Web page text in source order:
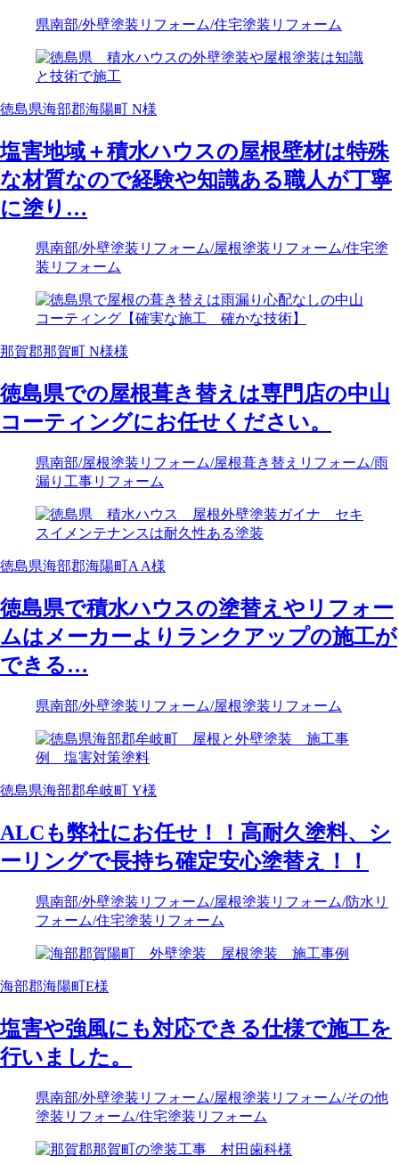
県南部/外壁塗装リフォーム/住宅塗装リフォーム
徳島県海部郡海陽町 N様
塩害地域＋積水ハウスの屋根壁材は特殊
な材質なので経験や知識ある職人が丁寧
に塗り…
県南部/外壁塗装リフォーム/屋根塗装リフォーム/住宅塗
装リフォーム
那賀郡那賀町 N様様
徳島県での屋根葺き替えは専門店の中山
コーティングにお任せください。
県南部/屋根塗装リフォーム/屋根葺き替えリフォーム/雨
漏り工事リフォーム
徳島県海部郡海陽町A A様
徳島県で積水ハウスの塗替えやリフォー
ムはメーカーよりランクアップの施工が
できる…
県南部/外壁塗装リフォーム/屋根塗装リフォーム
徳島県海部郡牟岐町 Y様
ALCも弊社にお任せ！！高耐久塗料、シ
ーリングで長持ち確定安心塗替え！！
県南部/外壁塗装リフォーム/屋根塗装リフォーム/防水リ
フォーム/住宅塗装リフォーム
海部郡海陽町E様
塩害や強風にも対応できる仕様で施工を
行いました。
県南部/外壁塗装リフォーム/屋根塗装リフォーム/その他
塗装リフォーム/住宅塗装リフォーム